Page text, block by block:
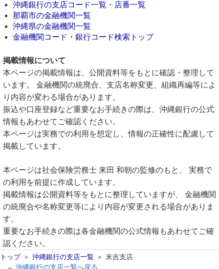
沖縄銀行の支店コード一覧・店番一覧
那覇市の金融機関一覧
沖縄県の金融機関一覧
金融機関コード・銀行コード検索トップ
掲載情報について
本ページの掲載情報は、公開資料等をもとに確認・整理して
います。 金融機関の統廃合、支店名称変更、組織再編等によ
り内容が変わる場合があります。
振込や口座登録など重要なお手続きの際は、沖縄銀行の公式
情報もあわせてご確認ください。
本ページは実務での利用を想定し、情報の正確性に配慮して
掲載しています。
本ページは社会保険労務士 来田 和朝の監修のもと、 実務で
の利用を前提に作成しています。
掲載情報は公開資料等をもとに整理していますが、 金融機関
の統廃合や名称変更等により内容が変更される場合がありま
す。
重要なお手続きの際は各金融機関の公式情報もあわせてご確
認ください。
トップ 沖縄銀行の支店一覧
末吉支店
← 沖縄銀行の支店一覧へ戻る